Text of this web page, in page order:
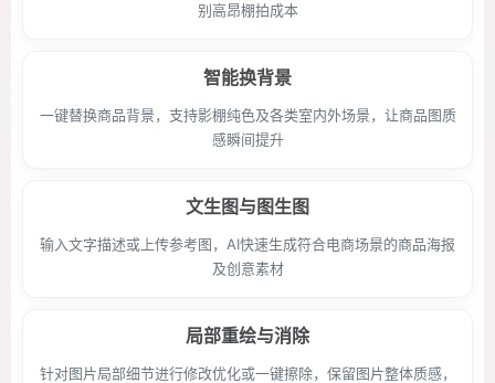
别高昂棚拍成本
智能换背景
一键替换商品背景，支持影棚纯色及各类室内外场景，让商品图质
感瞬间提升
文生图与图生图
输入文字描述或上传参考图，AI快速生成符合电商场景的商品海报
及创意素材
局部重绘与消除
针对图片局部细节进行修改优化或一键擦除，保留图片整体质感，